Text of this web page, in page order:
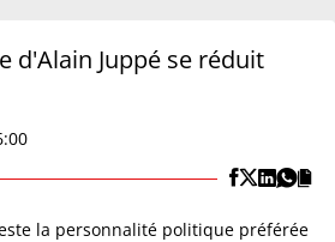
d'Alain Juppé se réduit
la personnalité politique préférée